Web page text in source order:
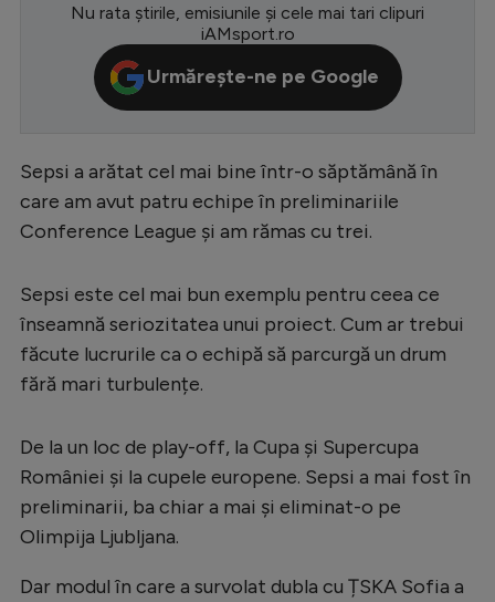
Serie A
Ligue 1
Starurile fotbalului
EURO 2024
Clasamente
Handbal
Natație
Formula 1
Gimnastică
Nu rata știrile, emisiunile și cele mai tari clipuri
iAMsport.ro
Urmărește-ne pe Google
Sepsi a arătat cel mai bine într-o săptămână în
care am avut patru echipe în preliminariile
Conference League și am rămas cu trei.
Sepsi este cel mai bun exemplu pentru ceea ce
înseamnă seriozitatea unui proiect. Cum ar trebui
făcute lucrurile ca o echipă să parcurgă un drum
fără mari turbulențe.
De la un loc de play-off, la Cupa și Supercupa
României și la cupele europene. Sepsi a mai fost în
preliminarii, ba chiar a mai și eliminat-o pe
Olimpija Ljubljana.
Dar modul în care a survolat dubla cu ȚSKA Sofia a